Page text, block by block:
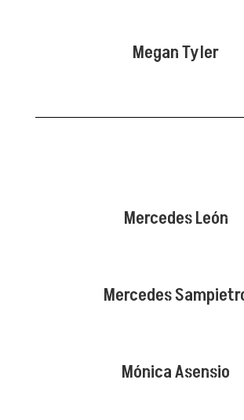
Megan Tyler
Mercedes León
Mercedes
Mónica Asensio